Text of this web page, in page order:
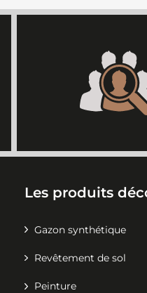
Les produits
Gazon synthétique
Revêtement de sol
Peinture